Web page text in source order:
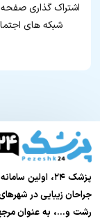
اشتراک گذاری صفحه
شبکه های
پزشک ۲۴،
جراحان زیبایی در